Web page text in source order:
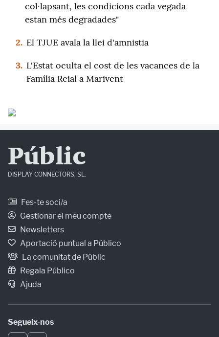
col·lapsant, les condicions cada vegada
estan més degradades"
2. El TJUE avala la llei d'amnistia
3. L'Estat oculta el cost de les vacances de la
Família Reial a Marivent
Públic
DISPLAY CONNECTORS, SL.
Fes-te soci/a
Gestionar el meu compte
Newsletters
Aportació puntual a Público
La comunitat de Públic
Regala Público
Ajuda
Segueix-nos